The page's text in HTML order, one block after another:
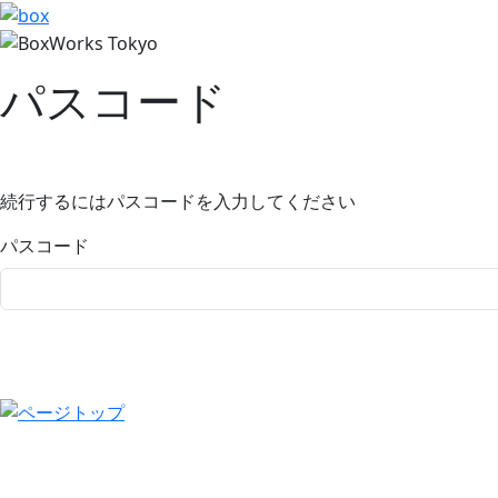
パスコード
続行するにはパスコードを入力してください
パスコード